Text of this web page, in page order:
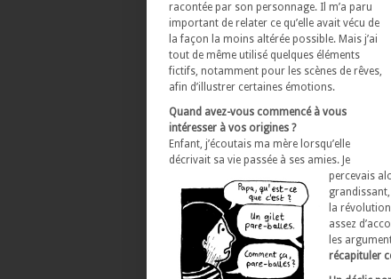
racontée par son personnage. Il m’a paru
important de relater ce qu’elle avait vécu de
la façon la moins altérée possible. Mais j’ai
tout de même utilisé quelques éléments
fictifs, notamment pour les scènes de rêves,
afin d’illustrer certaines émotions.
Quand avez-vous commencé à vous
intéresser à vos origines ?
Enfant, j’écoutais ma mère lorsqu’elle
décrivait sa vie passée à ses amies. Je
percevais
la
assez
les
récapituler